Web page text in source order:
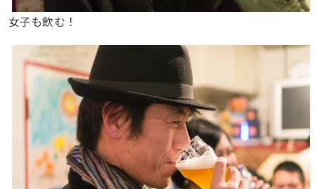
女子も飲む！